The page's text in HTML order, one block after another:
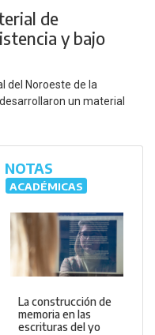
de
y bajo
del Noroeste de la
un material
NOTAS
ACADÉMICAS
La construcción de
memoria en las
escrituras del yo